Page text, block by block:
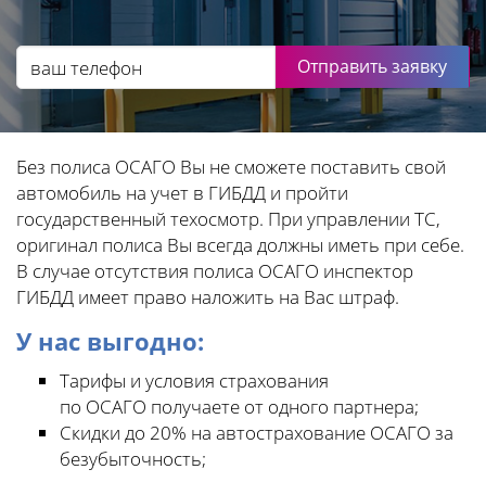
Отправить заявку
Без полиса ОСАГО Вы не сможете поставить свой
автомобиль на учет в ГИБДД и пройти
государственный техосмотр. При управлении ТС,
оригинал полиса Вы всегда должны иметь при себе.
В случае отсутствия полиса ОСАГО инспектор
ГИБДД имеет право наложить на Вас штраф.
У нас выгодно:
Тарифы и условия страхования
по ОСАГО получаете от одного партнера;
Скидки до 20% на автострахование ОСАГО за
безубыточность;